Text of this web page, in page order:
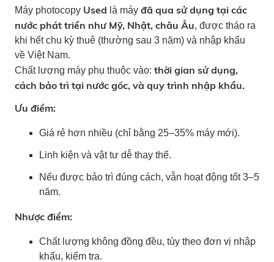
Máy photocopy Used là máy đã qua sử dụng tại các
nước phát triển như Mỹ, Nhật, châu Âu, được tháo ra
khi hết chu kỳ thuê (thường sau 3 năm) và nhập khẩu
về Việt Nam.
Chất lượng máy phụ thuộc vào: thời gian sử dụng,
cách bảo trì tại nước gốc, và quy trình nhập khẩu.
Ưu điểm:
Giá rẻ hơn nhiều (chỉ bằng 25–35% máy mới).
Linh kiện và vật tư dễ thay thế.
Nếu được bảo trì đúng cách, vẫn hoạt động tốt 3–5
năm.
Nhược điểm:
Chất lượng không đồng đều, tùy theo đơn vị nhập
khẩu, kiểm tra.